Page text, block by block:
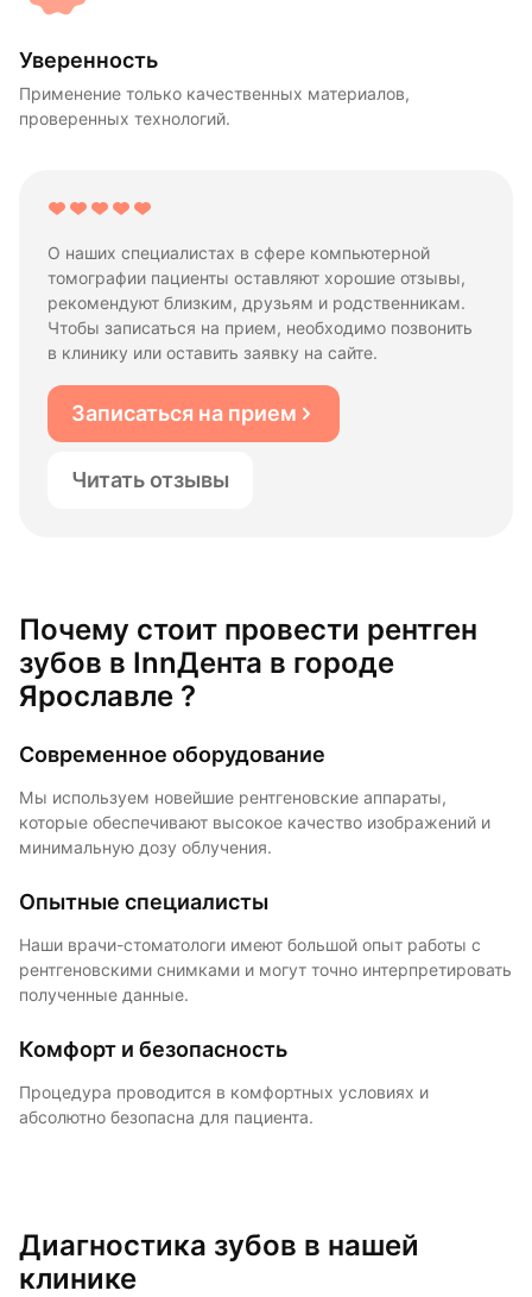
Уверенность
Применение только качественных материалов,
проверенных технологий.
О наших специалистах в сфере компьютерной
томографии пациенты оставляют хорошие отзывы,
рекомендуют близким, друзьям и родственникам.
Чтобы записаться на прием, необходимо позвонить
в клинику или оставить заявку на сайте.
Записаться на прием
Читать отзывы
Почему стоит провести рентген
зубов в InnДента в городе
Ярославле ?
Современное оборудование
Мы используем новейшие рентгеновские аппараты,
которые обеспечивают высокое качество изображений и
минимальную дозу облучения.
Опытные специалисты
Наши врачи-стоматологи имеют большой опыт работы с
рентгеновскими снимками и могут точно интерпретировать
полученные данные.
Комфорт и безопасность
Процедура проводится в комфортных условиях и
абсолютно безопасна для пациента.
Диагностика зубов в нашей
клинике